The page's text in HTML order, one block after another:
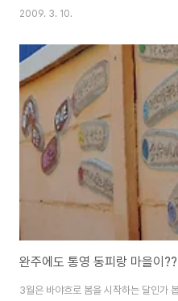
추천여행지를 묻곤하는데 눌산형님 曰
노루귀 찍은 사진들을 올려볼까 합니다
른봄 나무들에 잎이 달리기 전인 3~4
는 분홍색을 띠기도 한다. 꽃에 꽃잎은
다. 3갈래로 나누어진 잎은 토끼풀의
나오는데, 털이 돋은 잎..
2009. 3. 10.
완주에도 통영 동피랑 마을이??
3월은 바야흐로 봄을 시작하는 달인가